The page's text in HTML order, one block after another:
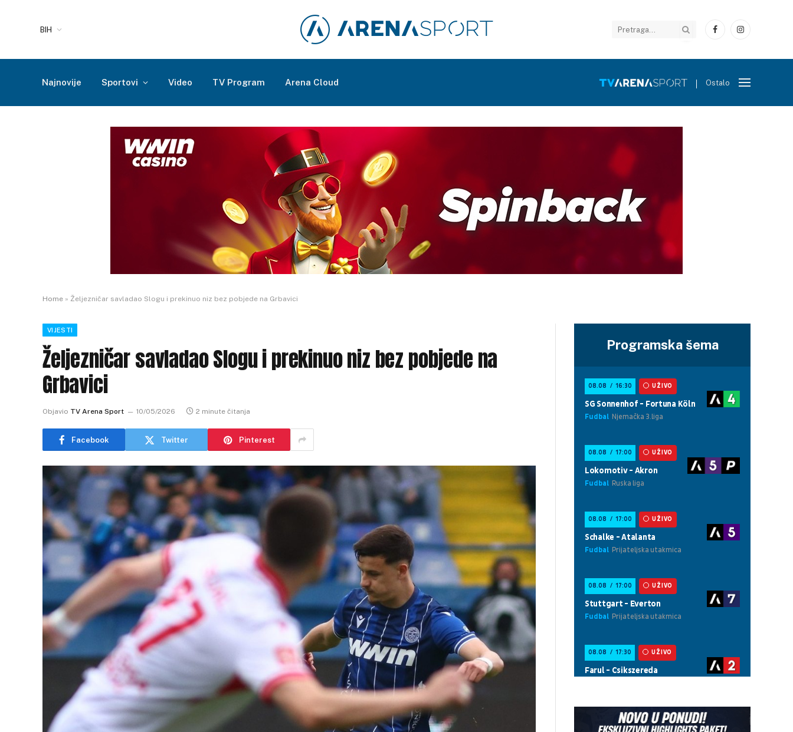
BIH
FacebookInstagram
Najnovije Sportovi Video TV Program Arena Cloud Ostalo
Home » Željezničar savladao Slogu i prekinuo niz bez pobjede na Grbavici
VIJESTI
Željezničar savladao Slogu i prekinuo niz bez pobjede na
Grbavici
Objavio TV Arena Sport 10/05/2026 2 minute čitanja
Facebook Twitter Pinterest
Programska šema